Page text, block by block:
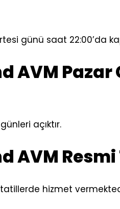
günü saat 22:00’da
AVM Pazar
açıktır.
AVM Resmi
hizmet